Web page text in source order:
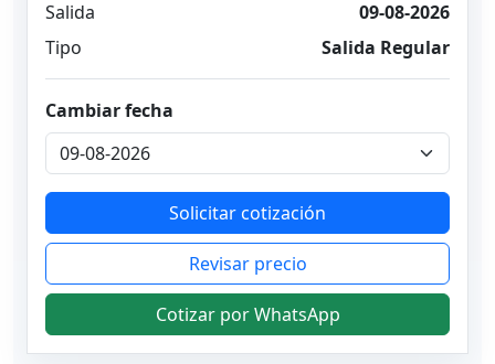
Salida
09-08-2026
Tipo
Salida Regular
Cambiar fecha
Solicitar cotización
Revisar precio
Cotizar por WhatsApp